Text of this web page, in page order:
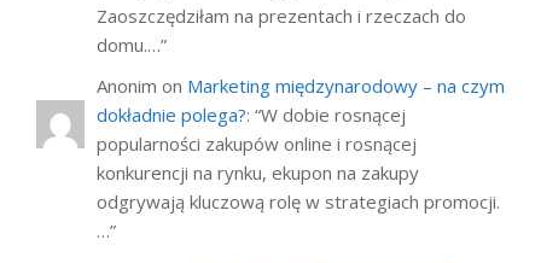
Zaoszczędziłam na prezentach i rzeczach do
domu.…”
Anonim on Marketing międzynarodowy – na czym
dokładnie polega?: “W dobie rosnącej
popularności zakupów online i rosnącej
konkurencji na rynku, ekupon na zakupy
odgrywają kluczową rolę w strategiach promocji.
…”